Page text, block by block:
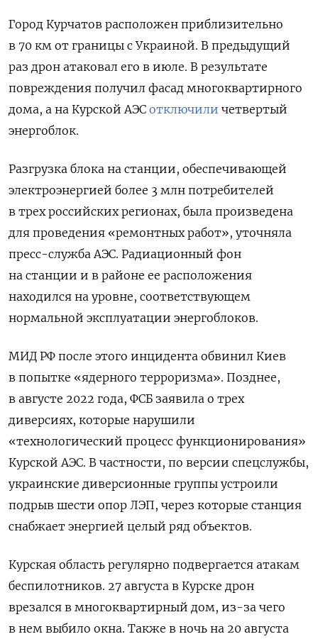
Город Курчатов расположен приблизительно
в 70 км от границы с Украиной. В предыдущий
раз дрон атаковал его в июле. В результате
повреждения получил фасад многоквартирного
дома, а на Курской АЭС отключили четвертый
энергоблок.
Разгрузка блока на станции, обеспечивающей
электроэнергией более 3 млн потребителей
в трех российских регионах, была произведена
для проведения «ремонтных работ», уточняла
пресс-служба АЭС. Радиационный фон
на станции и в районе ее расположения
находился на уровне, соответствующем
нормальной эксплуатации энергоблоков.
МИД РФ после этого инцидента обвинил Киев
в попытке «ядерного терроризма». Позднее,
в августе 2022 года, ФСБ заявила о трех
диверсиях, которые нарушили
«технологический процесс функционирования»
Курской АЭС. В частности, по версии спецслужбы,
украинские диверсионные группы устроили
подрыв шести опор ЛЭП, через которые станция
снабжает энергией целый ряд объектов.
Курская область регулярно подвергается атакам
беспилотников. 27 августа в Курске дрон
врезался в многоквартирный дом, из-за чего
в нем выбило окна. Также в ночь на 20 августа